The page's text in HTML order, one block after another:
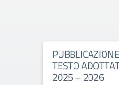
TESTO
2025 – 2026